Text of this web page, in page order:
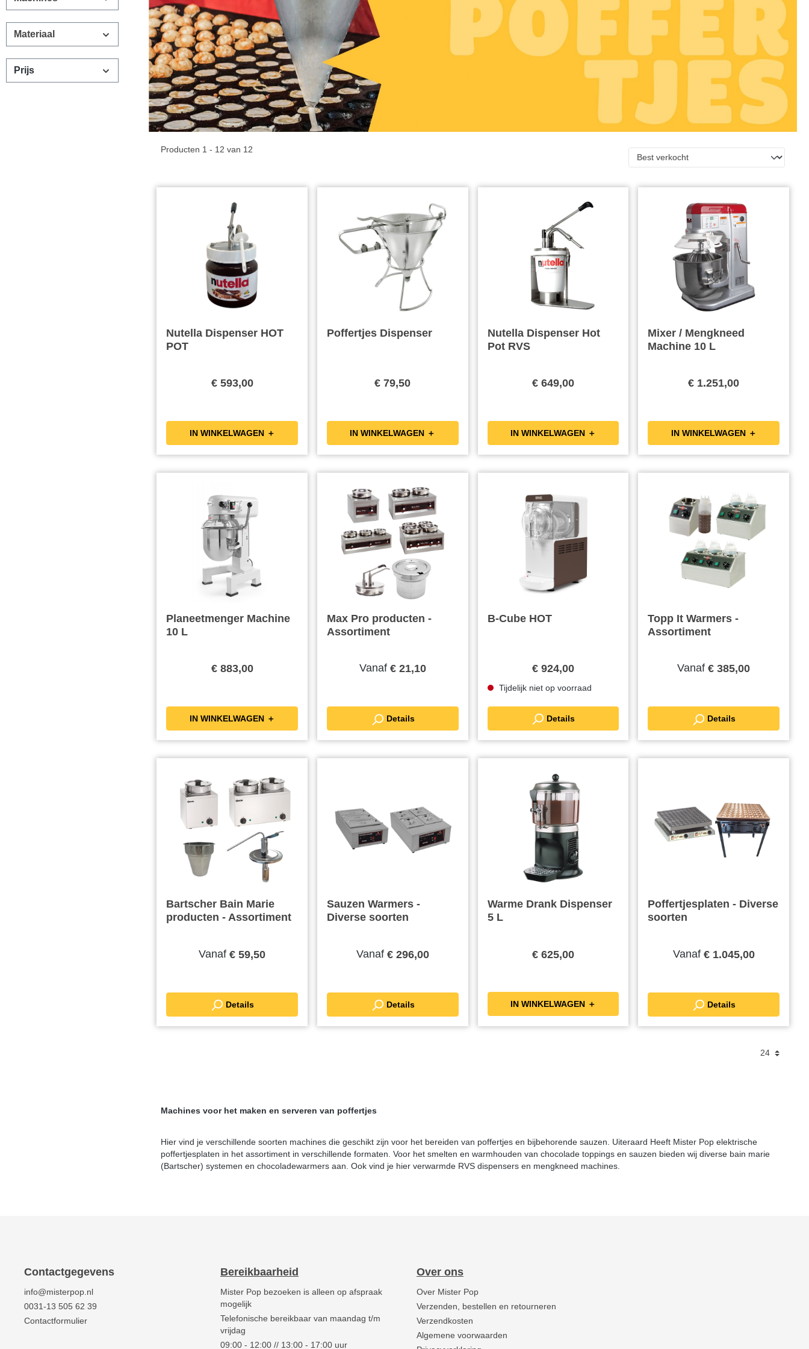
Materiaal
Prijs
Producten 1 - 12 van 12
Nutella Dispenser HOT
POT
€ 593,00
IN WINKELWAGEN ＋
Poffertjes Dispenser
€ 79,50
IN WINKELWAGEN ＋
Nutella Dispenser Hot
Pot RVS
€ 649,00
IN WINKELWAGEN ＋
Mixer / Mengkneed
Machine 10 L
€ 1.251,00
IN WINKELWAGEN ＋
Planeetmenger Machine
10 L
€ 883,00
IN WINKELWAGEN ＋
Max Pro producten -
Assortiment
Vanaf € 21,10
Details
B-Cube HOT
€ 924,00
Tijdelijk niet op voorraad
Details
Topp It Warmers -
Assortiment
Vanaf € 385,00
Details
Bartscher Bain Marie
producten - Assortiment
Vanaf € 59,50
Details
Sauzen Warmers -
Diverse soorten
Vanaf € 296,00
Details
Warme Drank Dispenser
5 L
€ 625,00
IN WINKELWAGEN ＋
Poffertjesplaten - Diverse
soorten
Vanaf € 1.045,00
Details
Machines voor het maken en serveren van poffertjes
Hier vind je verschillende soorten machines die geschikt zijn voor het bereiden van poffertjes en bijbehorende sauzen. Uiteraard Heeft Mister Pop elektrische
poffertjesplaten in het assortiment in verschillende formaten. Voor het smelten en warmhouden van chocolade toppings en sauzen bieden wij diverse bain marie
(Bartscher) systemen en chocoladewarmers aan. Ook vind je hier verwarmde RVS dispensers en mengkneed machines.
Contactgegevens
info@misterpop.nl
0031-13 505 62 39
Contactformulier
Bereikbaarheid
Mister Pop bezoeken is alleen op afspraak
mogelijk
Telefonische bereikbaar van maandag t/m
vrijdag
09:00 - 12:00 // 13:00 - 17:00 uur
Over ons
Over Mister Pop
Verzenden, bestellen en retourneren
Verzendkosten
Algemene voorwaarden